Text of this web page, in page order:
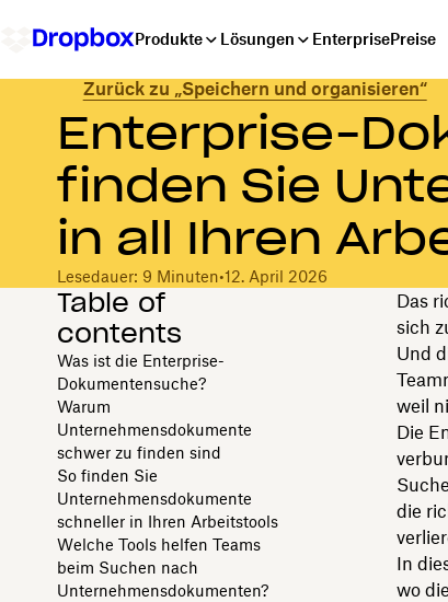
Produkte Lösungen EnterprisePreise
Zurück zu „Speichern und organisieren“
Enterprise-
finden Sie
in all Ihren
Lesedauer: 9 Minuten•12. April 2026
Table of
contents
Was ist die Enterprise-
Dokumentensuche?
Warum
Unternehmensdokumente
schwer zu finden sind
So finden Sie
Unternehmensdokumente
schneller in Ihren Arbeitstools
Welche Tools helfen Teams
beim Suchen nach
Unternehmensdokumenten?
Das
sich
Und
weil
Die
die
In
wo